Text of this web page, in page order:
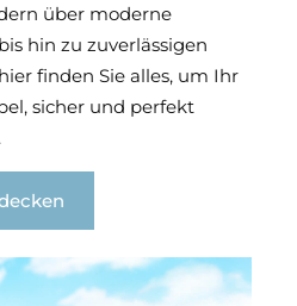
über moderne
hin zu zuverlässigen
finden Sie alles, um Ihr
sicher und perfekt